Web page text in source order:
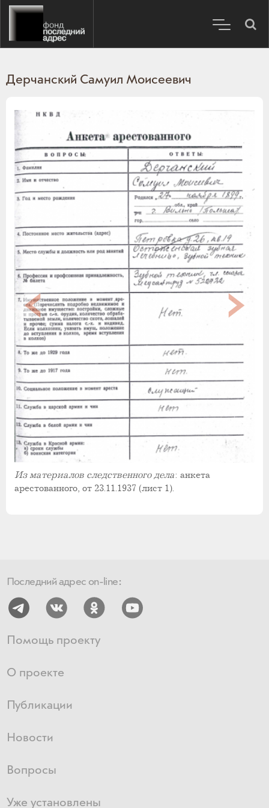
Дерчанский Самуил Моисеевич
Из материалов следственного дела: анкета
арестованного, от 23.11.1937 (лист 1).
Последний адрес on-line:
Помощь проекту
О проекте
Публикации
Новости
Вопросы
Уже установлены